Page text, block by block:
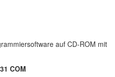
auf CD-ROM mit
COM